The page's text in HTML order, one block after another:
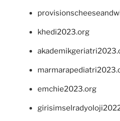
khedi2023.org
emchie2023.org